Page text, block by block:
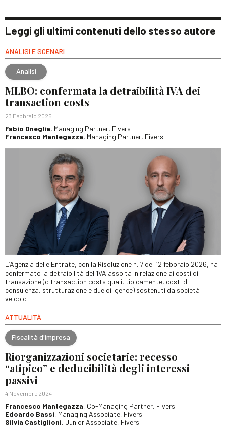
Leggi gli ultimi contenuti dello stesso autore
ANALISI E SCENARI
Analisi
MLBO: confermata la detraibilità IVA dei
transaction costs
23 Febbraio 2026
Fabio Oneglia, Managing Partner, Fivers
Francesco Mantegazza, Managing Partner, Fivers
L’Agenzia delle Entrate, con la Risoluzione n. 7 del 12 febbraio 2026, ha
confermato la detraibilità dell’IVA assolta in relazione ai costi di
transazione (o transaction costs quali, tipicamente, costi di
consulenza, strutturazione e due diligence) sostenuti da società
veicolo
ATTUALITÀ
Fiscalità d'impresa
Riorganizzazioni societarie: recesso
“atipico” e deducibilità degli interessi
passivi
4 Novembre 2024
Francesco Mantegazza, Co-Managing Partner, Fivers
Edoardo Bassi, Managing Associate, Fivers
Silvia Castiglioni, Junior Associate, Fivers